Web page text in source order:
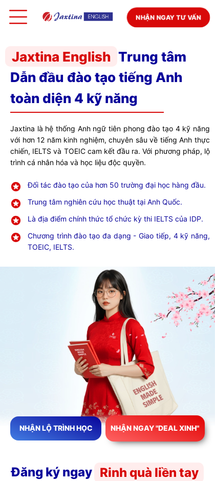
NHẬN NGAY TƯ VẤN
Jaxtina là hệ thống Anh ngữ tiên phong đào tạo 4 kỹ năng
với hơn 12 năm kinh nghiệm, chuyên sâu về tiếng Anh thực
chiến, IELTS và TOEIC cam kết đầu ra. Với phương pháp, lộ
trình cá nhân hóa và học liệu độc quyền.
Đối tác đào tạo của hơn 50 trường đại học hàng đầu.
Trung tâm nghiên cứu học thuật tại Anh Quốc.
Là địa điểm chính thức tổ chức kỳ thi IELTS của IDP.
Chương trình đào tạo đa dạng - Giao tiếp, 4 kỹ năng,
TOEIC, IELTS.
NHẬN LỘ TRÌNH HỌC NHẬN NGAY "DEAL XINH"
Trung tâm
Dẫn đầu đào tạo tiếng Anh
toàn diện 4 kỹ năng
Jaxtina English
Đăng ký ngay Rinh quà liền tay